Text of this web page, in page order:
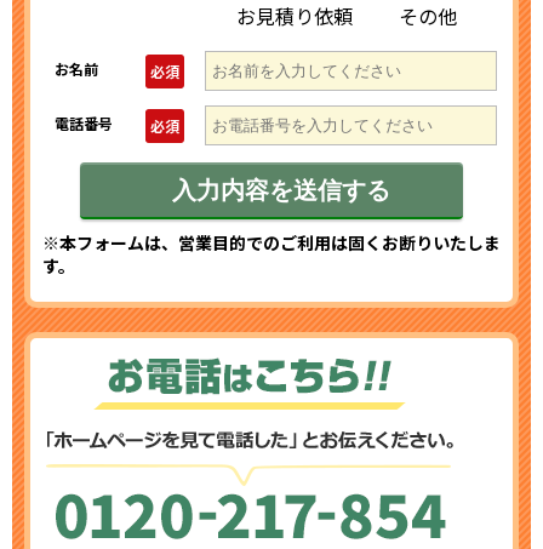
お見積り依頼
その他
お名前 必須
電話番号 必須
※本フォームは、営業目的でのご利用は固くお断りいたしま
す。